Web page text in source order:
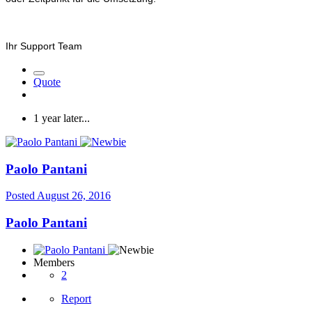
Ihr Support Team
Quote
1 year later...
Paolo Pantani
PostedAugust 26, 2016
Paolo Pantani
Members
2
Report